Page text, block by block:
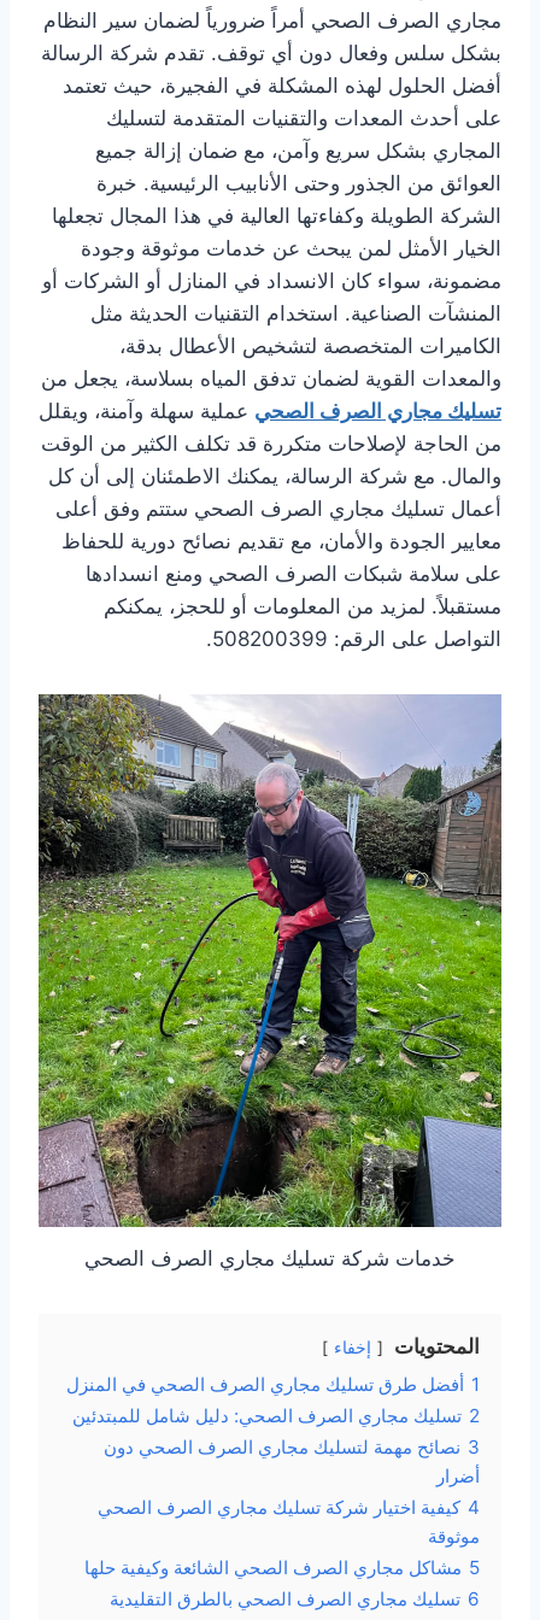
مجاري الصرف الصحي أمراً ضرورياً لضمان سير النظام
بشكل سلس وفعال دون أي توقف. تقدم شركة الرسالة
أفضل الحلول لهذه المشكلة في الفجيرة، حيث تعتمد
على أحدث المعدات والتقنيات المتقدمة لتسليك
المجاري بشكل سريع وآمن، مع ضمان إزالة جميع
العوائق من الجذور وحتى الأنابيب الرئيسية. خبرة
الشركة الطويلة وكفاءتها العالية في هذا المجال تجعلها
الخيار الأمثل لمن يبحث عن خدمات موثوقة وجودة
مضمونة، سواء كان الانسداد في المنازل أو الشركات أو
المنشآت الصناعية. استخدام التقنيات الحديثة مثل
الكاميرات المتخصصة لتشخيص الأعطال بدقة،
والمعدات القوية لضمان تدفق المياه بسلاسة، يجعل من
تسليك مجاري الصرف الصحي عملية سهلة وآمنة، ويقلل
من الحاجة لإصلاحات متكررة قد تكلف الكثير من الوقت
والمال. مع شركة الرسالة، يمكنك الاطمئنان إلى أن كل
أعمال تسليك مجاري الصرف الصحي ستتم وفق أعلى
معايير الجودة والأمان، مع تقديم نصائح دورية للحفاظ
على سلامة شبكات الصرف الصحي ومنع انسدادها
مستقبلاً. لمزيد من المعلومات أو للحجز، يمكنكم
التواصل على الرقم: 508200399.
خدمات شركة تسليك مجاري الصرف الصحي
المحتويات إخفاء
1 أفضل طرق تسليك مجاري الصرف الصحي في المنزل
2 تسليك مجاري الصرف الصحي: دليل شامل للمبتدئين
3 نصائح مهمة لتسليك مجاري الصرف الصحي دون
أضرار
4 كيفية اختيار شركة تسليك مجاري الصرف الصحي
موثوقة
5 مشاكل مجاري الصرف الصحي الشائعة وكيفية حلها
6 تسليك مجاري الصرف الصحي بالطرق التقليدية